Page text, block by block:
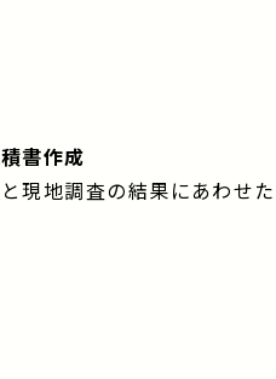
書作成
現地調査の結果にあわせ